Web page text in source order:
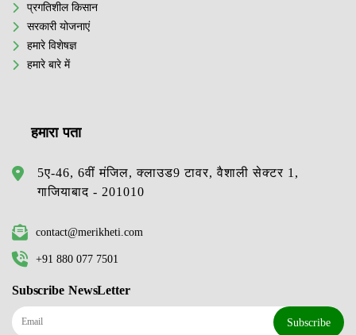
प्रगतिशील किसान
सरकारी योजनाएं
हमारे विशेषज्ञ
हमारे बारे में
हमारा पता
5ए-46, 6वीं मंजिल, क्लाउड9 टावर, वैशाली सेक्टर 1,
गाजियाबाद - 201010
contact@merikheti.com
+91 880 077 7501
Subscribe NewsLetter
Subscribe